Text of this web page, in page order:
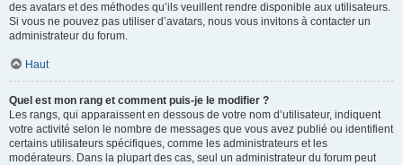
des avatars et des méthodes qu’ils veuillent rendre disponible aux utilisateurs.
Si vous ne pouvez pas utiliser d’avatars, nous vous invitons à contacter un
administrateur du forum.
Haut
Quel est mon rang et comment puis-je le modifier ?
Les rangs, qui apparaissent en dessous de votre nom d’utilisateur, indiquent
votre activité selon le nombre de messages que vous avez publié ou identifient
certains utilisateurs spécifiques, comme les administrateurs et les
modérateurs. Dans la plupart des cas, seul un administrateur du forum peut